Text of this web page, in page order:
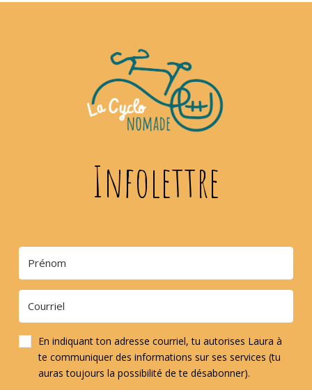
Infolettre
En indiquant ton adresse courriel, tu autorises Laura à
te communiquer des informations sur ses services (tu
auras toujours la possibilité de te désabonner).